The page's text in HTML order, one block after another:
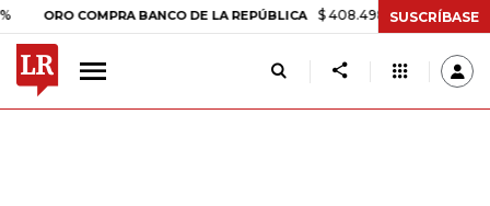
COMPRA BANCO DE LA REPÚBLICA $ 408.498,97 +$ 8.753,81
SUSCRÍBASE